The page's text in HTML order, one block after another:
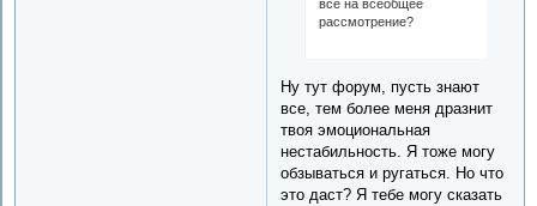
все на всеобщее
рассмотрение?
Ну тут форум, пусть знают
все, тем более меня дразнит
твоя эмоциональная
нестабильность. Я тоже могу
обзываться и ругаться. Но что
это даст? Я тебе могу сказать